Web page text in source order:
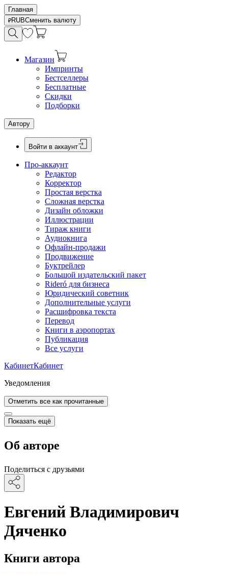
Главная
RUBСменить валюту
Магазин
Импринты
Бестселлеры
Бесплатные
Скидки
Подборки
Автору
Войти в аккаунт
Про-аккаунт
Редактор
Корректор
Простая верстка
Сложная верстка
Дизайн обложки
Иллюстрации
Тираж книги
Аудиокнига
Офлайн-продажи
Продвижение
Буктрейлер
Большой издательский пакет
Rideró для бизнеса
Юридический советник
Дополнительные услуги
Расшифровка текста
Перевод
Книги в аэропортах
Публикация
Все услуги
КабинетКабинет
Уведомления
Отметить все как прочитанные
Показать ещё
Об авторе
Поделиться с друзьями
Евгений Владимирович
Дяченко
Книги автора